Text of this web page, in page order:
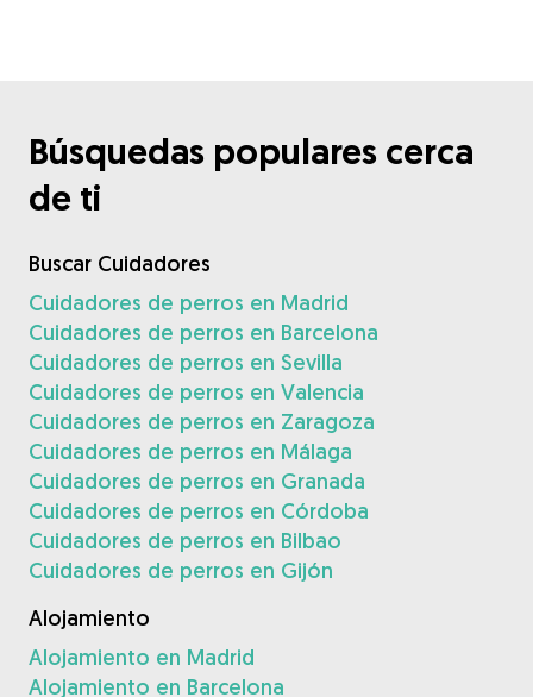
Búsquedas populares cerca
de ti
Buscar Cuidadores
Cuidadores de perros en Madrid
Cuidadores de perros en Barcelona
Cuidadores de perros en Sevilla
Cuidadores de perros en Valencia
Cuidadores de perros en Zaragoza
Cuidadores de perros en Málaga
Cuidadores de perros en Granada
Cuidadores de perros en Córdoba
Cuidadores de perros en Bilbao
Cuidadores de perros en Gijón
Alojamiento
Alojamiento en Madrid
Alojamiento en Barcelona